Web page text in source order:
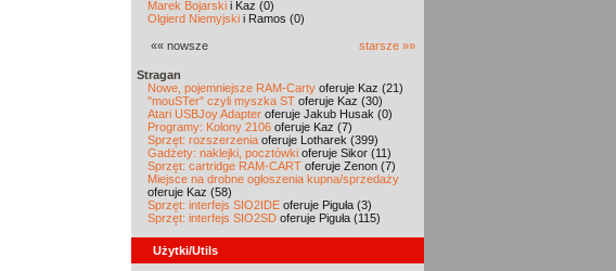
Marek Bojarski i Kaz (0)
Olgierd Niemyjski i Ramos (0)
«« nowsze starsze »»
Stragan
Nowe, pojemniejsze RAM-Carty oferuje Kaz (21)
"mouSTer" czyli myszka ST oferuje Kaz (30)
Atari USBJoy Adapter oferuje Jakub Husak (0)
Programy: Kolony 2106 oferuje Kaz (7)
Sprzęt: rozszerzenia oferuje Lotharek (399)
Gadżety: naklejki, pocztówki oferuje Sikor (11)
Sprzęt: cartridge RAM-CART oferuje Zenon (7)
Miejsce na drobne ogłoszenia kupna/sprzedaży
oferuje Kaz (58)
Sprzęt: interfejs SIO2IDE oferuje Piguła (3)
Sprzęt: interfejs SIO2SD oferuje Piguła (115)
Użytki/Utils